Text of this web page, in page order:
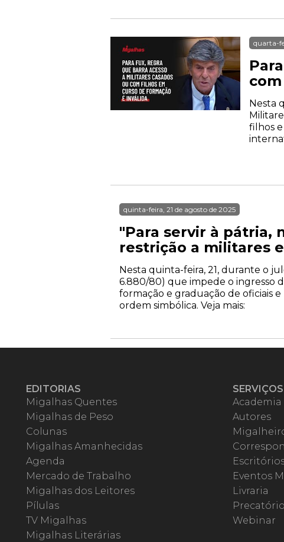
quarta-
Nesta
filhos
quinta-feira, 21 de agosto de 2025
"Para servir à pátria,
restrição a militares
Nesta quinta-feira, 21, durante o
6.880/80) que impede o ingresso
formação e graduação de oficiais
ordem simbólica. Veja mais:
EDITORIAS
Migalhas Quentes
Migalhas de Peso
Colunas
Migalhas Amanhecidas
Agenda
Mercado de Trabalho
Migalhas dos Leitores
Pílulas
TV Migalhas
Migalhas Literárias
SERVIÇOS
Academia
Autores
Eventos
Livraria
Webinar